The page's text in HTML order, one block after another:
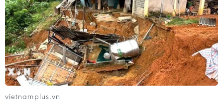
Nức mũi thưởng thức món lợn Mường cắp
vietnamplus.vn